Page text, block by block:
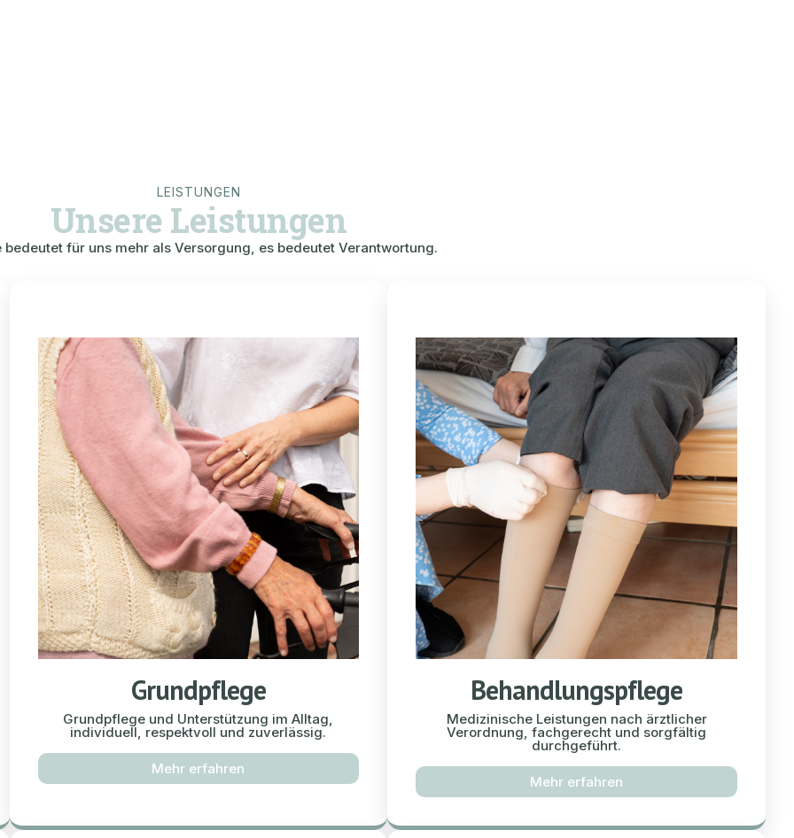
LEISTUNGEN
Unsere Leistungen
bedeutet für uns mehr als Versorgung, es bedeutet Verantwortung.
Grundpflege
Grundpflege und Unterstützung im Alltag,
individuell, respektvoll und zuverlässig.
Mehr erfahren
Behandlungspflege
Medizinische Leistungen nach ärztlicher
Verordnung, fachgerecht und sorgfältig
durchgeführt.
Mehr erfahren